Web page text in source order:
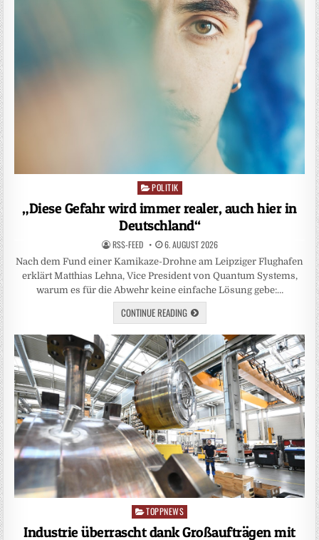
Posted
in
POLITIK
„Diese Gefahr wird immer realer, auch hier in
Deutschland“
RSS-FEED 6. AUGUST 2026
Nach dem Fund einer Kamikaze-Drohne am Leipziger Flughafen
erklärt Matthias Lehna, Vice President von Quantum Systems,
warum es für die Abwehr keine einfache Lösung gebe:…
CONTINUE READING
Posted
in
TOPPNEWS
Industrie überrascht dank Großaufträgen mit